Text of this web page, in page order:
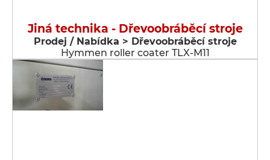
Jiná technika - Dřevoobráběcí stroje
Prodej / Nabídka > Dřevoobráběcí stroje
Hymmen roller coater TLX-M11